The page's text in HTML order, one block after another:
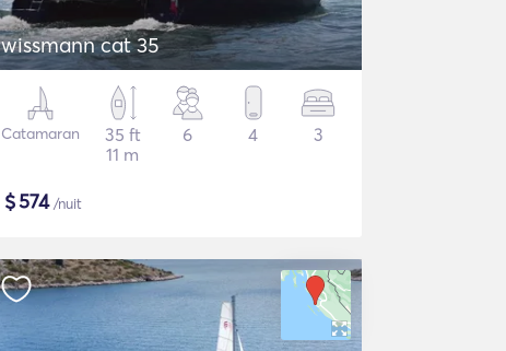
wissmann cat 35
Catamaran
35 ft
11 m
6 4 3
$574/nuit